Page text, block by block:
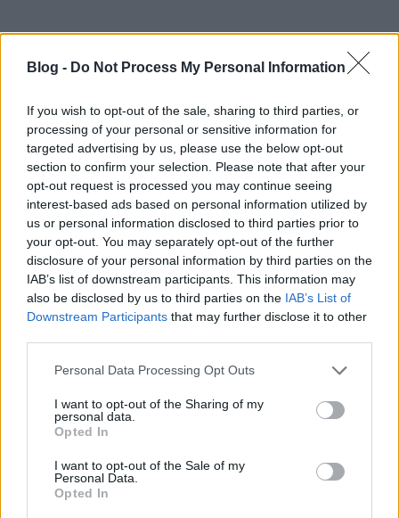
Blog - Do Not Process My Personal Information
If you wish to opt-out of the sale, sharing to third parties, or
processing of your personal or sensitive information for
targeted advertising by us, please use the below opt-out
section to confirm your selection. Please note that after your
opt-out request is processed you may continue seeing
interest-based ads based on personal information utilized by
us or personal information disclosed to third parties prior to
your opt-out. You may separately opt-out of the further
disclosure of your personal information by third parties on the
IAB’s list of downstream participants. This information may
also be disclosed by us to third parties on the IAB’s List of
Downstream Participants that may further disclose it to other
Please note that this website/app uses one or more Google
not limited to your visit or usage behaviour. You may click to
grant or deny consent to Google and its third-party tags to
use your data for below specified purposes in below Google
consent section.
Personal Data Processing Opt Outs
I want to opt-out of the Sharing of my
personal data.
Opted In
I want to opt-out of the Sale of my
Personal Data.
Opted In
Aktuális kiállításaink